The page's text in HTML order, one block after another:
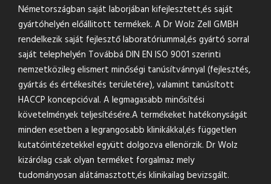
Németországban saját laborjában kifejlesztett,és saját
gyártóhelyén előállitott termékek. A Dr Wolz Zell GMBH
rendelkezik saját fejlesztő laboratóriummal,és gyártó sorral
saját telephelyén Továbbá DIN EN ISO 9001 szerinti
nemzetközileg elismert minőségi tanúsítvánnyal (fejlesztés,
gyártás és értékesítés területére), valamint tanúsított
HACCP koncepcióval. A legmagasabb minősítési
követelmények teljesítésére.A termékeket hatékonyságát
minden esetben a legrangosabb klinikákkal,és független
kutatóintézetekkel együtt dolgozva ellenörzik. Dr Wolz
kizárólag csak olyan terméket forgalmaz mely
tudományosan alátámasztott,és klinikailag bevizsgált.